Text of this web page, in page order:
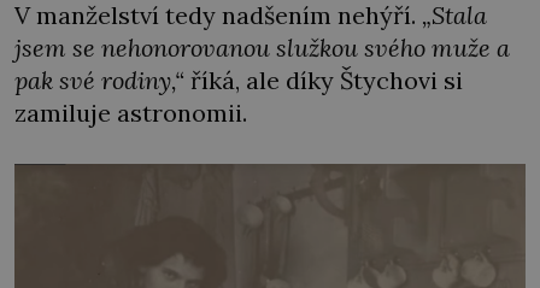
V manželství tedy nadšením nehýří. „Stala
jsem se nehonorovanou služkou svého muže a
pak své rodiny,“ říká, ale díky Štychovi si
zamiluje astronomii.